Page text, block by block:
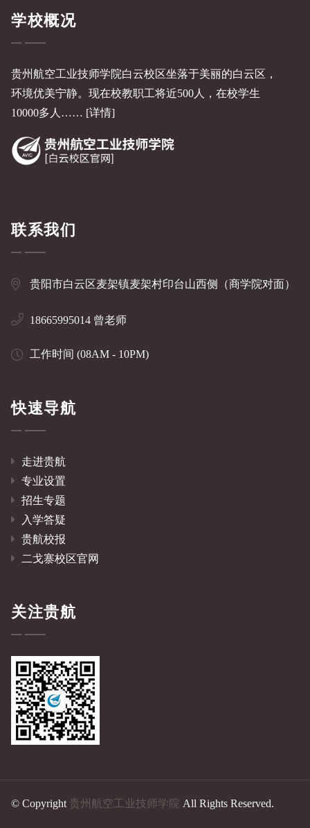
学校概况
贵州航空工业技师学院白云校区坐落于美丽的白云区，
环境优美宁静。现在校教职工将近500人，在校学生
10000多人…… [详情]
联系我们
贵阳市白云区麦架镇麦架村印台山西侧（商学院对面）
18665995014 曾老师
工作时间 (08AM - 10PM)
快速导航
走进贵航
专业设置
招生专题
入学答疑
贵航校报
二戈寨校区官网
关注贵航
© Copyright 贵州航空工业技师学院 All Rights Reserved.